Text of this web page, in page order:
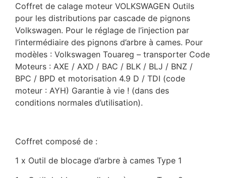
Coffret de calage moteur VOLKSWAGEN Outils
pour les distributions par cascade de pignons
Volkswagen. Pour le réglage de l’injection par
l’intermédiaire des pignons d’arbre à cames. Pour
modèles : Volkswagen Touareg – transporter Code
Moteurs : AXE / AXD / BAC / BLK / BLJ / BNZ /
BPC / BPD et motorisation 4.9 D / TDI (code
moteur : AYH) Garantie à vie ! (dans des
conditions normales d’utilisation).
Coffret composé de :
1 x Outil de blocage d’arbre à cames Type 1